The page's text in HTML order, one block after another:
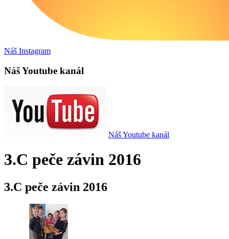
Náš Instagram
Náš Youtube kanál
Náš Youtube kanál
3.C peče závin 2016
3.C peče závin 2016